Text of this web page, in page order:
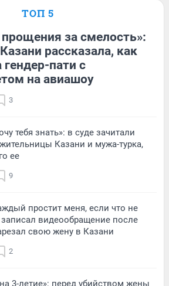
ТОП 5
за смелость»:
рассказала, как
гендер-пати с
на авиашоу
3
тебя знать»: в суде зачитали
Казани и мужа-турка,
ее
9
простит меня, если что не
записал видеообращение после
свою жену в Казани
2
3-летие»: перед убийством жены